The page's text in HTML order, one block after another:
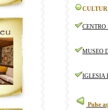
CENTRO
MUSEO
IGLESIA
Pulse